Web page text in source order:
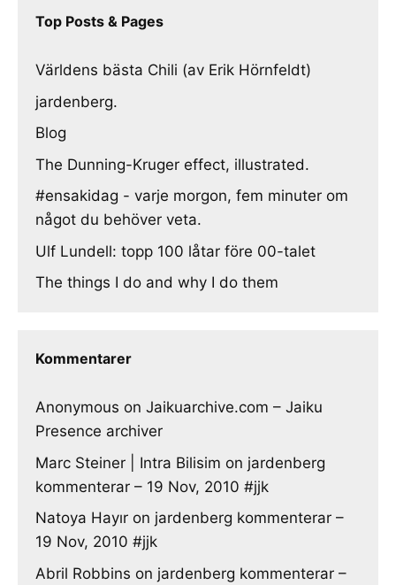
Top Posts & Pages
Världens bästa Chili (av Erik Hörnfeldt)
jardenberg.
Blog
The Dunning-Kruger effect, illustrated.
#ensakidag - varje morgon, fem minuter om
något du behöver veta.
Ulf Lundell: topp 100 låtar före 00-talet
The things I do and why I do them
Kommentarer
Anonymous on Jaikuarchive.com – Jaiku
Presence archiver
Marc Steiner | Intra Bilisim on jardenberg
kommenterar – 19 Nov, 2010 #jjk
Natoya Hayır on jardenberg kommenterar –
19 Nov, 2010 #jjk
Abril Robbins on jardenberg kommenterar –